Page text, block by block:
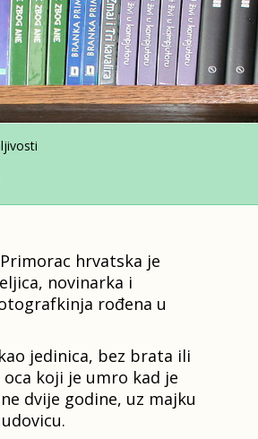
hrvatska je
novinarka i
rođena u
jedinica, bez brata ili
koji je umro kad je
dvije godine, uz majku